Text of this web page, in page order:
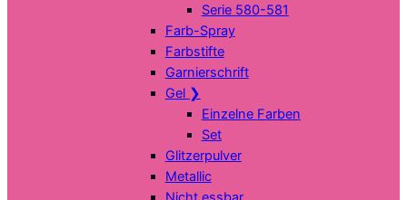
Serie 580-581
Farb-Spray
Farbstifte
Garnierschrift
Gel ❯
Einzelne Farben
Set
Glitzerpulver
Metallic